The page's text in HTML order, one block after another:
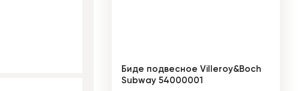
Биде подвесное Villeroy&Boch
Subway 54000001